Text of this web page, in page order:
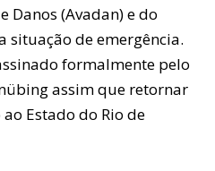
Danos (Avadan) e do
situação de emergência.
formalmente pelo
assim que retornar
Estado do Rio de